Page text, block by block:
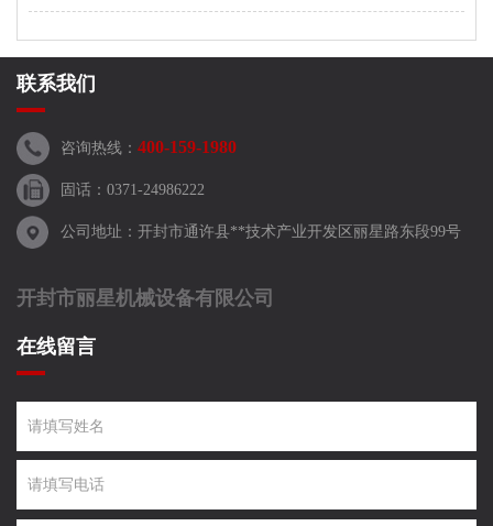
联系我们
咨询热线： 400-159-1980
固话：0371-24986222
公司地址：开封市通许县**技术产业开发区丽星路东段99号
开封市丽星机械设备有限公司
在线留言